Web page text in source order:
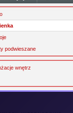
podwieszane
wnętrz